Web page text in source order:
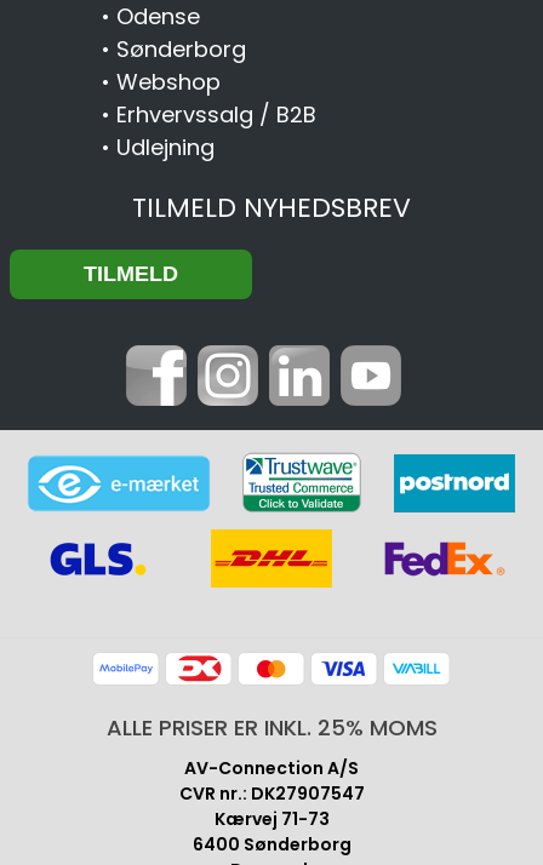
• Odense
• Sønderborg
• Webshop
• Erhvervssalg / B2B
• Udlejning
TILMELD NYHEDSBREV
ALLE PRISER ER INKL. 25% MOMS
AV-Connection A/S
CVR nr.: DK27907547
Kærvej 71-73
6400 Sønderborg